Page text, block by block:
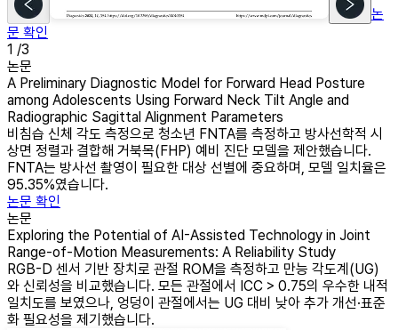
논
문 확인
1 /3
논문
A Preliminary Diagnostic Model for Forward Head Posture
among Adolescents Using Forward Neck Tilt Angle and
Radiographic Sagittal Alignment Parameters
비침습 신체 각도 측정으로 청소년 FNTA를 측정하고 방사선학적 시
상면 정렬과 결합해 거북목(FHP) 예비 진단 모델을 제안했습니다.
FNTA는 방사선 촬영이 필요한 대상 선별에 중요하며, 모델 일치율은
95.35%였습니다.
논문 확인
논문
Exploring the Potential of AI-Assisted Technology in Joint
Range-of-Motion Measurements: A Reliability Study
RGB-D 센서 기반 장치로 관절 ROM을 측정하고 만능 각도계(UG)
와 신뢰성을 비교했습니다. 모든 관절에서 ICC > 0.75의 우수한 내적
일치도를 보였으나, 엉덩이 관절에서는 UG 대비 낮아 추가 개선·표준
화 필요성을 제기했습니다.